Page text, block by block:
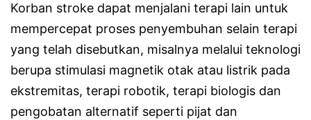
Korban stroke dapat menjalani terapi lain untuk
mempercepat proses penyembuhan selain terapi
yang telah disebutkan, misalnya melalui teknologi
berupa stimulasi magnetik otak atau listrik pada
ekstremitas, terapi robotik, terapi biologis dan
pengobatan alternatif seperti pijat dan